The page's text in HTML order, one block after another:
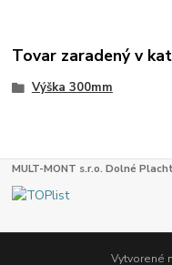
Tovar zaradený v
Výška 300mm
MULT-MONT s.r.o. Dolné
Vytvorené